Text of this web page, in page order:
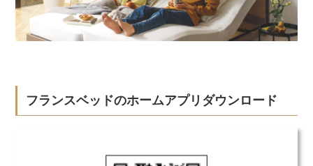
フランスベッドのホームアプリダウンロード